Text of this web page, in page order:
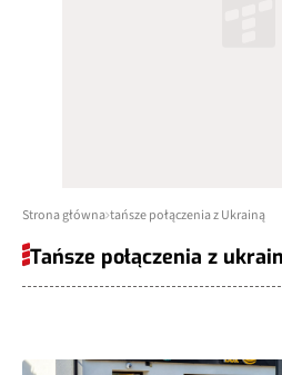
Strona główna tańsze połączenia z Ukrainą
Tańsze połączenia z